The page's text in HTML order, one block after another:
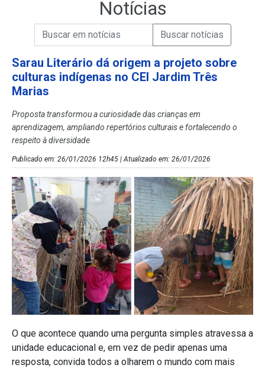
Notícias
Campo de Busca de Notícias
Campo de Busca de informaçõesEnviar a Busca de Notícias
Sarau Literário dá origem a projeto sobre
culturas indígenas no CEI Jardim Três
Marias
Proposta transformou a curiosidade das crianças em
aprendizagem, ampliando repertórios culturais e fortalecendo o
respeito à diversidade
Publicado em: 26/01/2026 12h45 | Atualizado em: 26/01/2026
O que acontece quando uma pergunta simples atravessa a
unidade educacional e, em vez de pedir apenas uma
resposta, convida todos a olharem o mundo com mais